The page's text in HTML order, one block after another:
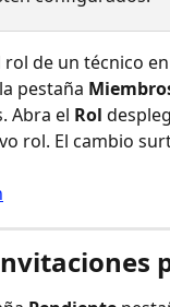
rol de un técnico
pestaña
Abra el Rol
rol. El cambio